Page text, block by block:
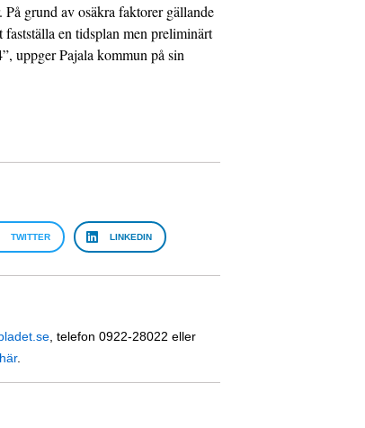
På grund av osäkra faktorer gällande
fastställa en tidsplan men preliminärt
uppger Pajala kommun på sin
TWITTER LINKEDIN
, telefon 0922-28022 eller
.